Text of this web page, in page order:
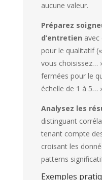
aucune valeur.
Préparez
d’entretien
pour le qualitatif
vous choisissez…
fermées pour le
échelle de 1 à 5…
Analysez les
distinguant
tenant compte
croisant les
patterns
Exemples